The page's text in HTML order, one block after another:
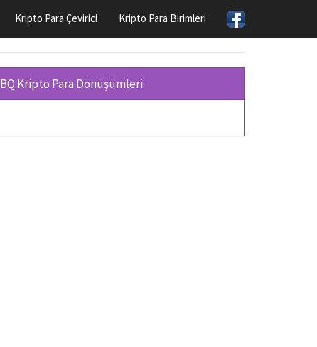
Kripto Para Çevirici Kripto Para Birimleri
BQ Kripto Para Dönüşümleri